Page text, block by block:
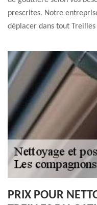
prescrites. Notre
déplacer dans tout Treilles
PRIX POUR